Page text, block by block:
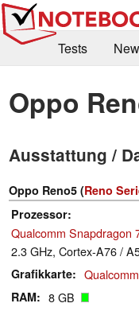
Tests
Oppo
Ausstattung /
Oppo Reno5 (Reno
Prozessor
Qualcomm Snapdragon
2.3 GHz, Cortex-A76 /
Grafikkarte
RAM 8 GB